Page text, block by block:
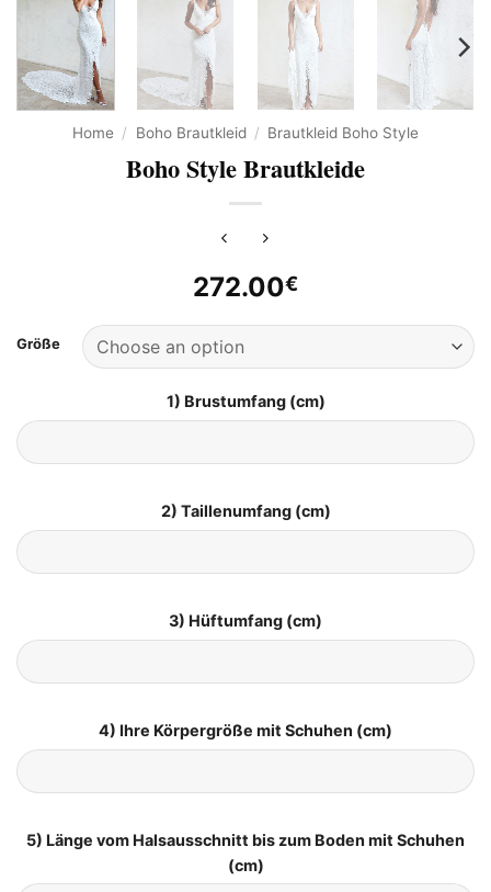
Home / Boho Brautkleid / Brautkleid Boho Style
Boho Style Brautkleide
272.00€
Größe
1) Brustumfang (cm)
2) Taillenumfang (cm)
3) Hüftumfang (cm)
4) Ihre Körpergröße mit Schuhen (cm)
5) Länge vom Halsausschnitt bis zum Boden mit Schuhen
(cm)